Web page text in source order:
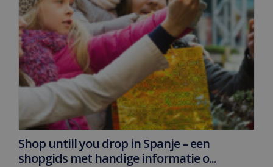
Shop untill you drop in Spanje – een
shopgids met handige informatie o...